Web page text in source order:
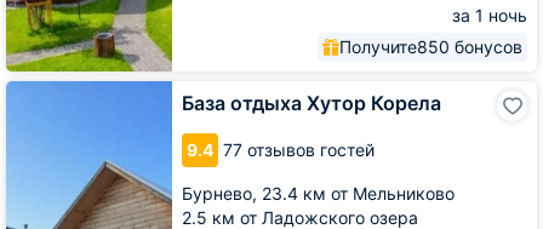
за 1 ночь
Получите850 бонусов
База отдыха Хутор Корела
9.4 77 отзывов гостей
Бурнево, 23.4 км от Мельниково
2.5 км от Ладожского озера
База